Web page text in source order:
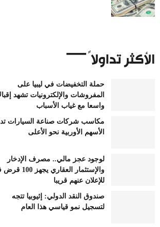
الأكثر تداولاً
حملة التخفيضات في ليبيا على
المفروشات والإلكترونيات تشهد
واسعا مع غياب الأسباب
مكاسب شركات صناعة السيارات
الأسهم الأوربية نحو الأعلى
لوجود عجز مالي.. مصرف الإدخار
والإستثمار العقاري
للإعلان عنهم قريبا
صندوق النقد الدولي: إثيوبيا تتجه
لتسجيل نمو قياسي هذا العام